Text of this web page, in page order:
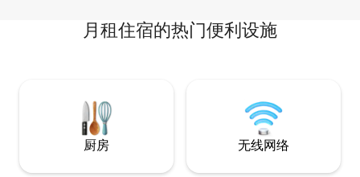
月租住宿的热门便利设施
厨房 无线网络